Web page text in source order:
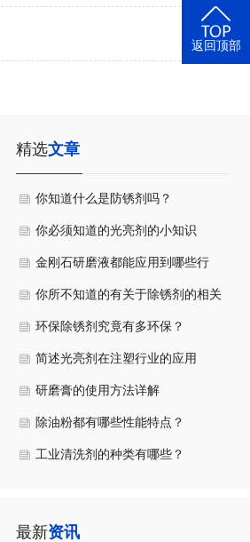
精选文章
你知道什么是防锈剂吗？
你必须知道的光亮剂的小知识
金刚石研磨液都能应用到哪些行
业？
你所不知道的有关于除锈剂的相关
特性
环保除锈剂究竟有多环保？
简述光亮剂在注塑行业的应用
研磨膏的使用方法详解
除油粉都有哪些性能特点？
工业清洗剂的种类有哪些？
最新资讯
返回顶部